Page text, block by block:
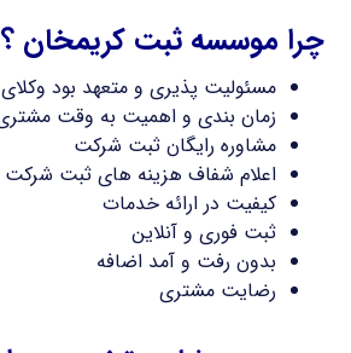
چرا موسسه ثبت کریمخان ؟
مسئولیت پذیری و متعهد بود
زمان بندی و اهمیت به وقت
مشاوره رایگان ثبت شرکت
اعلام شفاف هزینه های ثبت شرکت
کیفیت در ارائه خدمات
ثبت فوری و آنلاین
بدون رفت و آمد اضافه
رضایت مشتری